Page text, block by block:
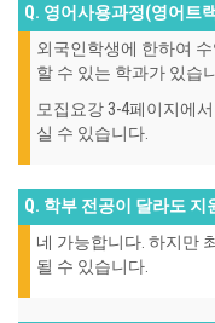
Q. 영어사용과정(영어트
외국인학생에 한하여 수
할 수 있는 학과가 있습
모집요강3-4페이지에
실 수 있습니다.
Q. 학부 전공이 달라도 지
네 가능합니다. 하지만
될 수 있습니다.